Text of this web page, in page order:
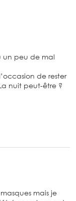
un peu de mal
de rester
nuit peut-être ?
mais je